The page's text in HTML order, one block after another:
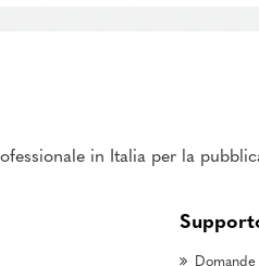
in Italia per la